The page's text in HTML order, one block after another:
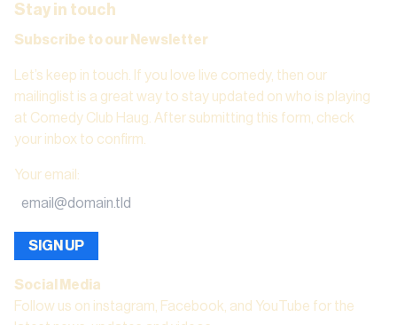
Stay in touch
Subscribe to our Newsletter
Let’s keep in touch. If you love live comedy, then our
mailinglist is a great way to stay updated on who is playing
at Comedy Club Haug. After submitting this form, check
your inbox to confirm.
Your email :
SIGN UP
Social Media
Follow us on instagram, Facebook, and YouTube for the